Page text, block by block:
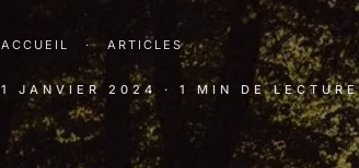
ACCUEIL · ARTICLES
1 JANVIER 2024 · 1 MIN DE LECTURE